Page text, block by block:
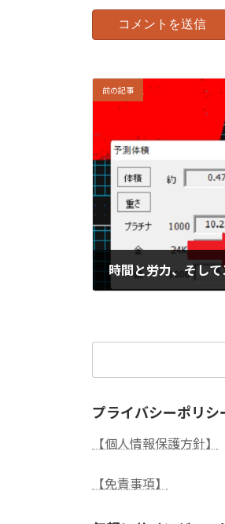
前の記事
時間と労力、そして
プライバシーポリシ
【個人情報保護方針】
【免責事項】